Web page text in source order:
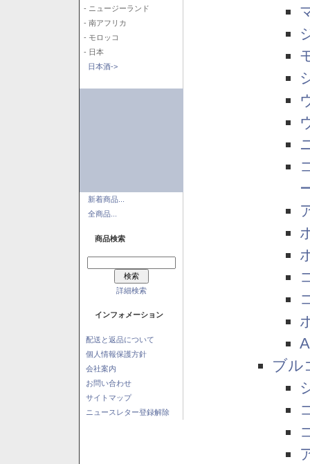
- ニュージーランド
- 南アフリカ
- モロッコ
- 日本
日本酒->
新着商品...
全商品...
商品検索
詳細検索
インフォメーション
配送と返品について
個人情報保護方針
会社案内
お問い合わせ
サイトマップ
ニュースレター登録解除
ブル